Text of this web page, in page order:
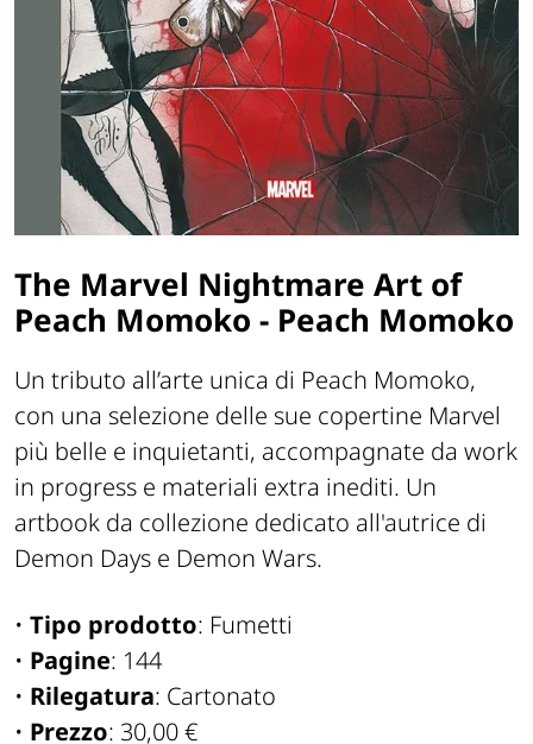
The Marvel Nightmare Art of
Peach Momoko - Peach Momoko
Un tributo all’arte unica di Peach Momoko,
con una selezione delle sue copertine Marvel
più belle e inquietanti, accompagnate da work
in progress e materiali extra inediti. Un
artbook da collezione dedicato all'autrice di
Demon Days e Demon Wars.
• Tipo prodotto: Fumetti
• Pagine: 144
• Rilegatura: Cartonato
• Prezzo: 30,00 €